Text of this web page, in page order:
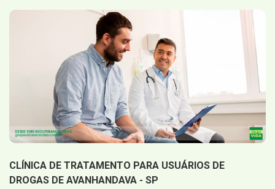
CLÍNICA DE TRATAMENTO PARA USUÁRIOS DE
DROGAS DE AVANHANDAVA - SP